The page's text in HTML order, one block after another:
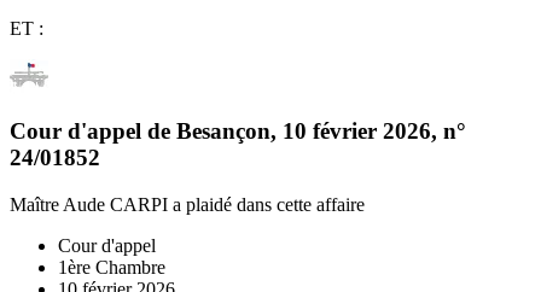
ET :
Cour d'appel de Besançon, 10 février 2026, n°
24/01852
Maître Aude CARPI a plaidé dans cette affaire
Cour d'appel
1ère Chambre